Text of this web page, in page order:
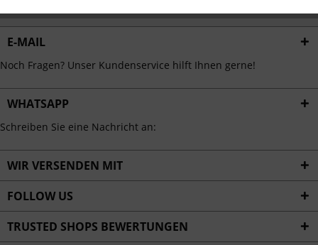
E-MAIL
Noch Fragen? Unser Kundenservice hilft Ihnen gerne!
WHATSAPP
Schreiben Sie eine Nachricht an:
WIR VERSENDEN MIT
FOLLOW US
TRUSTED SHOPS BEWERTUNGEN
Personalisierung Inaktiv
Service